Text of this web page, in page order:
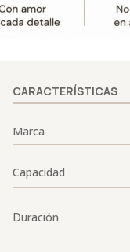
CARACTERÍSTICAS
Marca
Capacidad
Duración